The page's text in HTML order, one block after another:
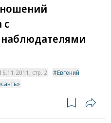
стр. 2
Евгений